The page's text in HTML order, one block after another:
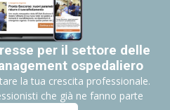
per il settore delle
ospedaliero
la tua crescita professionale.
che già ne fanno parte